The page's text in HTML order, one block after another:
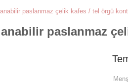
paslanmaz çelik kafes / tel örgü
paslanmaz